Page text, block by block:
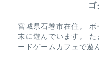
宮城県石巻市在住。 ボ
末に遊んでいます。
ードゲームカフェで遊